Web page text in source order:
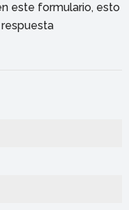
este formulario, esto